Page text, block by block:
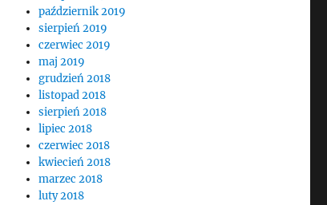
październik 2019
sierpień 2019
czerwiec 2019
maj 2019
grudzień 2018
listopad 2018
sierpień 2018
lipiec 2018
czerwiec 2018
kwiecień 2018
marzec 2018
luty 2018